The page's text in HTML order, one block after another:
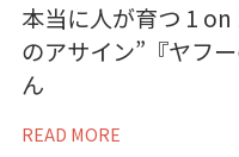
本当に人が育つ 1
のアサイン”『ヤフ
ん
READ MORE